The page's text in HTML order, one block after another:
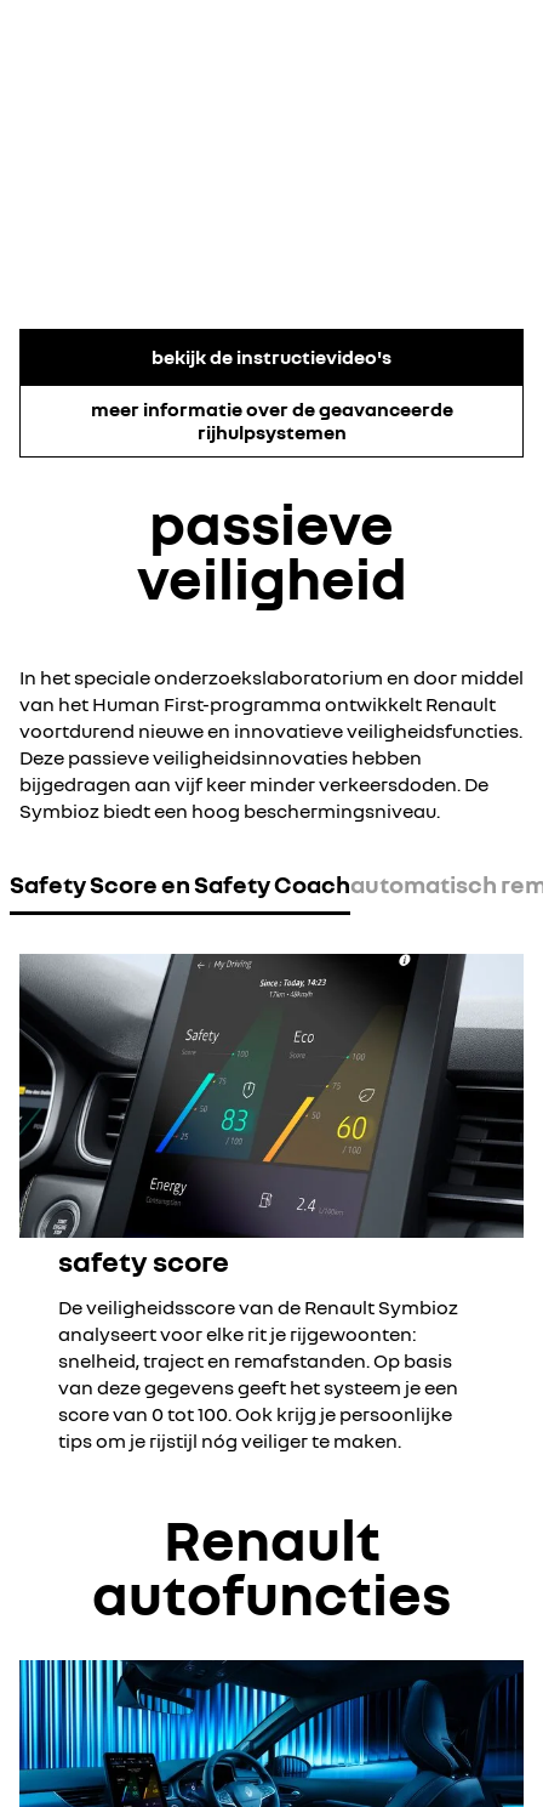
bekijk de instructievideo's
meer informatie over de geavanceerde
rijhulpsystemen
passieve
veiligheid
In het speciale onderzoekslaboratorium en door middel
van het Human First-programma ontwikkelt Renault
voortdurend nieuwe en innovatieve veiligheidsfuncties.
Deze passieve veiligheidsinnovaties hebben
bijgedragen aan vijf keer minder verkeersdoden. De
Symbioz biedt een hoog beschermingsniveau.
Safety Score en Safety Coachautomatisch
safety score
De veiligheidsscore van de Renault Symbioz
analyseert voor elke rit je rijgewoonten:
snelheid, traject en remafstanden. Op basis
van deze gegevens geeft het systeem je een
score van 0 tot 100. Ook krijg je persoonlijke
tips om je rijstijl nóg veiliger te maken.
Renault
autofuncties